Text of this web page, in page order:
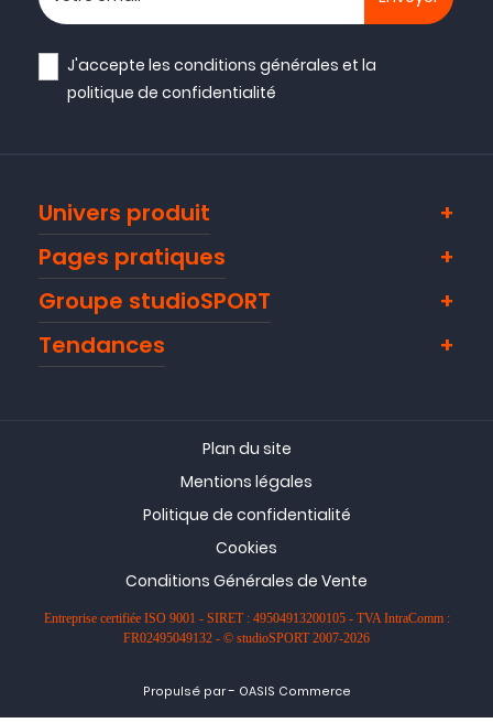
J'accepte lesconditions générales et la
politique de confidentialité
Univers produit
Pages pratiques
Groupe studioSPORT
Tendances
Plan du site
Mentions légales
Politique de confidentialité
Cookies
Conditions Générales de Vente
Entreprise certifiée ISO 9001 - SIRET : 49504913200105 - TVA IntraComm :
FR02495049132 - © studioSPORT 2007-2026
Propulsé par- OASIS Commerce